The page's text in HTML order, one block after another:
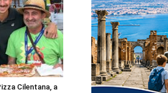
Cilentana, a